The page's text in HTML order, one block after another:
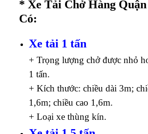
* Xe Tải Chở Hàng
Có:
Xe tải 1 tấn
+ Trọng lượng chở được nhỏ
1 tấn.
+ Kích thước: chiều dài 3m;
1,6m; chiều cao 1,6m.
+ Loại xe thùng kín.